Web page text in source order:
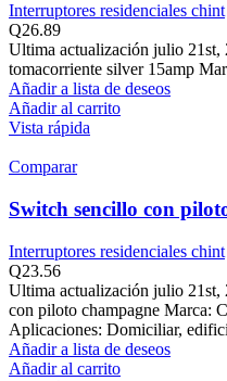
Interruptores residenciales chint
Q26.89
Ultima actualización julio
tomacorriente silver 15amp
Añadir a lista de deseos
Añadir al carrito
Vista rápida
Comparar
Switch sencillo con
Interruptores residenciales chint
Q23.56
Ultima actualización julio
con piloto champagne Marca:
Aplicaciones: Domiciliar,
Añadir a lista de deseos
Añadir al carrito